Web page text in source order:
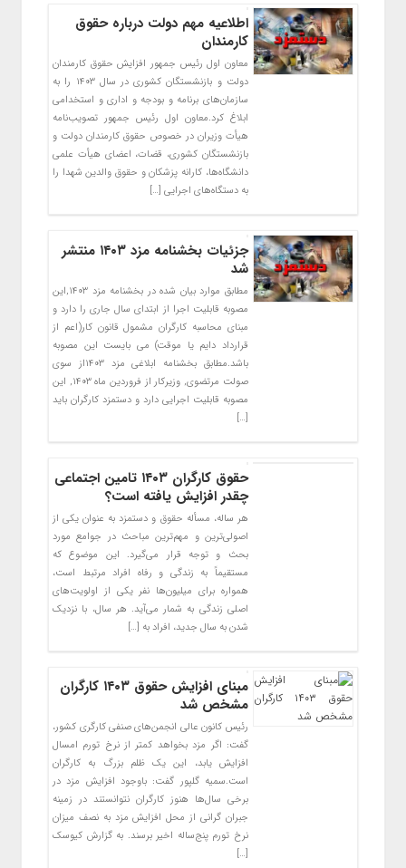
اطلاعیه مهم دولت درباره حقوق
کارمندان
معاون اول رئیس جمهور افزایش حقوق کارمندان
دولت و بازنشستگان کشوری در سال ۱۴۰۳ را به
سازمان‌های برنامه و بودجه و اداری و استخدامی
ابلاغ کرد.معاون اول رئیس جمهور تصویب‌نامه
هیأت وزیران در خصوص حقوق کارمندان دولت و
بازنشستگان کشوری، قضات، اعضای هیأت علمی
دانشگاه‌ها، کارانه پزشکان و حقوق والدین شهدا را
به دستگاه‌های اجرایی […]
جزئیات بخشنامه مزد ۱۴۰۳ منتشر
شد
مطابق موارد بیان شده در بخشنامه مزد ۱۴۰۳,این
مصوبه قابلیت اجرا از ابتدای سال جاری را دارد و
مبنای محاسبه کارگران مشمول قانون کار(اعم از
قرارداد دایم یا موقت) می بایست این مصوبه
باشد.مطابق بخشنامه ابلاغی مزد ۱۴۰۳از سوی
صولت مرتضوی, وزیرکار از فروردین ماه ۱۴۰۳, این
مصوبه قابلیت اجرایی دارد و دستمزد کارگران باید
[…]
حقوق کارگران ۱۴۰۳ تامین اجتماعی
چقدر افزایش یافته است؟
هر ساله، مسأله حقوق و دستمزد به عنوان یکی از
اصولی‌ترین و مهم‌ترین مباحث در جوامع مورد
بحث و توجه قرار می‌گیرد. این موضوع که
مستقیماً به زندگی و رفاه افراد مرتبط است،
همواره برای میلیون‌ها نفر یکی از اولویت‌های
اصلی زندگی به شمار می‌آید. هر سال، با نزدیک
شدن به سال جدید، افراد به […]
مبنای افزایش حقوق ۱۴۰۳ کارگران
مشخص شد
رئیس کانون عالی انجمن‌های صنفی کارگری کشور،
گفت: اگر مزد بخواهد کمتر از نرخ تورم امسال
افزایش یابد، این یک ظلم بزرگ به کارگران
است.سمیه گلپور گفت: باوجود افزایش مزد در
برخی سال‌ها هنوز کارگران نتوانستند در زمینه
جبران گرانی از محل افزایش مزد به نصف میزان
نرخ تورم پنج‌ساله اخیر برسند. به گزارش کیوسک
[…]